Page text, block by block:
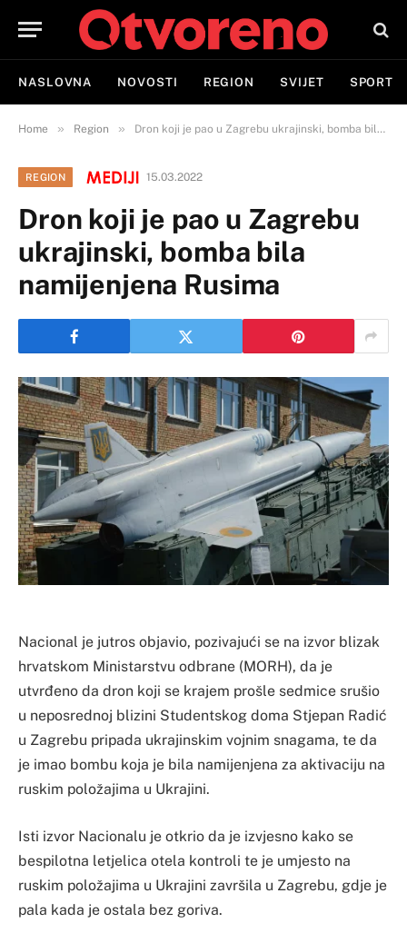
NASLOVNA NOVOSTI REGION SVIJET SPORT
Home » Region » Dron koji je pao u Zagrebu ukrajinski, bomba bila namijenjena Rusima
REGION 15.03.2022
Dron koji je pao u Zagrebu
ukrajinski, bomba bila
namijenjena Rusima
Nacional je jutros objavio, pozivajući se na izvor blizak
hrvatskom Ministarstvu odbrane (MORH), da je
utvrđeno da dron koji se krajem prošle sedmice srušio
u neposrednoj blizini Studentskog doma Stjepan Radić
u Zagrebu pripada ukrajinskim vojnim snagama, te da
je imao bombu koja je bila namijenjena za aktivaciju na
ruskim položajima u Ukrajini.
Isti izvor Nacionalu je otkrio da je izvjesno kako se
bespilotna letjelica otela kontroli te je umjesto na
ruskim položajima u Ukrajini završila u Zagrebu, gdje je
pala kada je ostala bez goriva.